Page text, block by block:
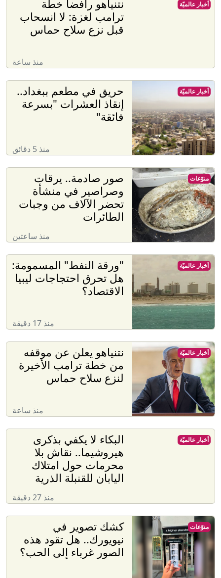
نتنياهو رافضاً خطة
ترامب لغزة: لا انسحاب
قبل نزع سلاح حماس
منذ ساعة
أخبار عالميّة
حريق في مطعم ببغداد..
إنقاذ العشرات "بسرعة
فائقة"
منذ 5 دقائق
أخبار عالميّة
صور صادمة.. يرقات
وصراصير في منشأة
تحضر الآلاف من وجبات
الطائرات
منذ ساعتين
منوّعات
"ورقة النفط" المسمومة:
هل تحرق احتجاجات ليبيا
الاقتصاد؟
منذ 17 دقيقة
أخبار عالميّة
نتنياهو يعلن عن موقفه
من خطة ترامب الأخيرة
لنزع سلاح حماس
منذ ساعة
أخبار عالميّة
البكاء لا يكفي بذكرى
هيروشيما.. نقاش بلا
محرمات حول امتلاك
اليابان للقنبلة الذرية
منذ 27 دقيقة
أخبار عالميّة
كشك تصوير في
نيويورك.. هل تقود هذه
الصور غرباء إلى الحب؟
منوّعات